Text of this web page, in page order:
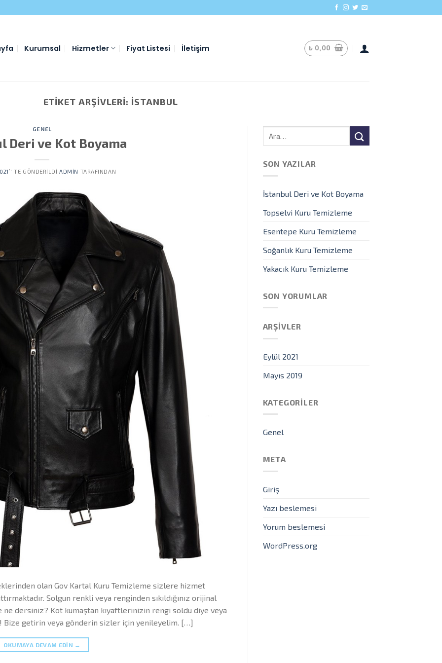
Kurumsal Hizmetler Fiyat Listesi İletişim ₺ 0,00
ETIKET ARŞIVLERI: ISTANBUL
GENEL
Deri ve Kot Boyama
’' TE GÖNDERILDI ADMIN TARAFINDAN
olan Gov Kartal Kuru Temizleme sizlere hizmet
Solgun renkli veya renginden sıkıldığınız orijinal
dersiniz? Kot kumaştan kıyaftlerinizin rengi soldu diye veya
Bize getirin veya gönderin sizler için yenileyelim. […]
OKUMAYA DEVAM EDIN →
SON YAZILAR
İstanbul Deri ve Kot Boyama
Topselvi Kuru Temizleme
Esentepe Kuru Temizleme
Soğanlık Kuru Temizleme
Yakacık Kuru Temizleme
SON YORUMLAR
ARŞIVLER
Eylül 2021
Mayıs 2019
KATEGORILER
Genel
META
Giriş
Yazı beslemesi
Yorum beslemesi
WordPress.org